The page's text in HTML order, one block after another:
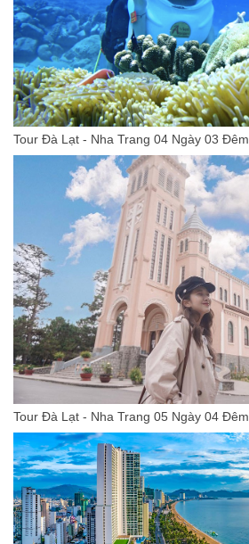
Tour Đà Lạt - Nha Trang 04 Ngày 03 Đêm
Tour Đà Lạt - Nha Trang 05 Ngày 04 Đêm